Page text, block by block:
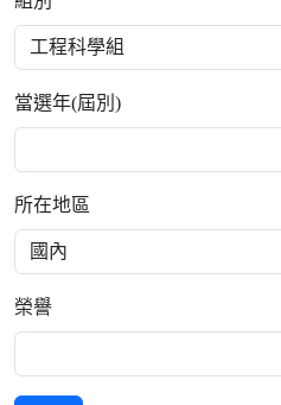
當選年(屆別)
所在地區
榮譽